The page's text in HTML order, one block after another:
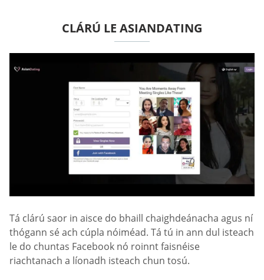
CLÁRÚ LE ASIANDATING
Tá clárú saor in aisce do bhaill chaighdeánacha agus ní
thógann sé ach cúpla nóiméad. Tá tú in ann dul isteach
le do chuntas Facebook nó roinnt faisnéise
riachtanach a líonadh isteach chun tosú.